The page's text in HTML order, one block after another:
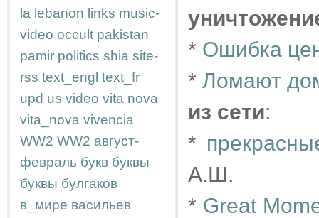
la lebanon links music-
video occult pakistan
pamir politics shia site-
rss text_engl text_fr
upd us video vita nova
vita_nova vivencia
WW2 WW2 август-
февраль букв буквы
буквы булгаков
в_мире васильев
* Ошибка
* Ломают
из сети:
*
А.Ш.
* Great